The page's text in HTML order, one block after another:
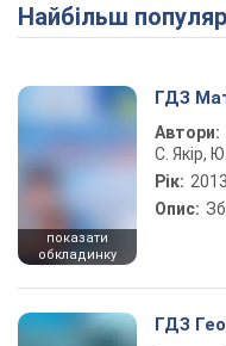
Найбільш
показати
обкладинку
ГДЗ
Автори:
С. Якір,
Рік: 2013
Опис:
ГДЗ